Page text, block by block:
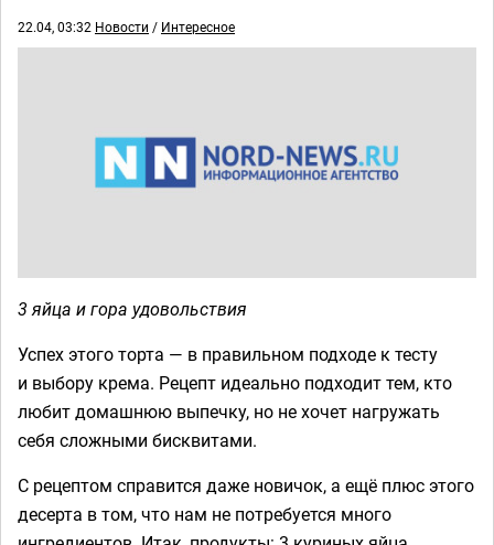
22.04, 03:32 Новости / Интересное
3 яйца и гора удовольствия
Успех этого торта — в правильном подходе к тесту
и выбору крема. Рецепт идеально подходит тем, кто
любит домашнюю выпечку, но не хочет нагружать
себя сложными бисквитами.
С рецептом справится даже новичок, а ещё плюс этого
десерта в том, что нам не потребуется много